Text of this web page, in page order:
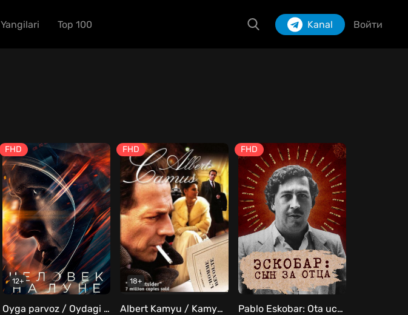
Yangilari Top 100 Kanal Войти
FHD
12+
Oyga parvoz / Oydagi odam / Birinchi odam Uzbek Tilida
FHD
18+
Albert Kamyu / Kamyu Uzbek Tilida
FHD
Pablo Eskobar: Ota uchun o'g'il Barcha qismlar Uzbek Tilida